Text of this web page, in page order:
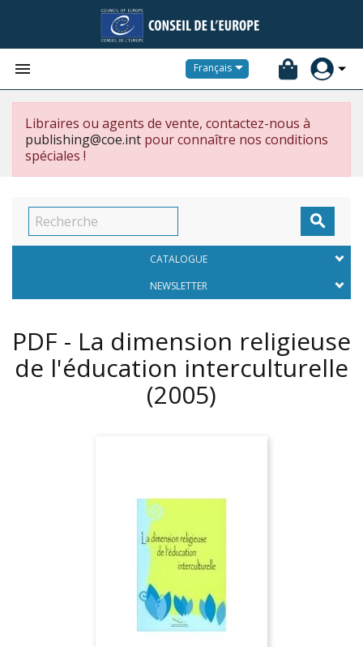
 Français
Libraires ou agents de vente, contactez-nous à
publishing@coe.int pour connaître nos conditions
spéciales !

CATALOGUE
NEWSLETTER
PDF - La dimension religieuse
de l'éducation interculturelle
(2005)